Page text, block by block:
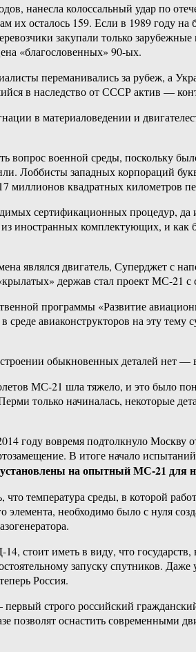
нанесла колоссальный удар по
их осталось 159. Если в 1989 году
закупали только
«благословенных» 90-ых.
переманивались за рубеж, а
в наследство от СССР актив —
в материаловедении и
вопрос военной среды, поскольку
Лоббисты западных корпораций
квадратных километров
сертификационных процедур,
иностранных комплектующих, и
являлся двигатель, Суперджет с
держав стал проект МС-21 с
программы «Развитие
авиаконструкторов на эту тему
обыкновенных деталей
МС-21 шла тяжело, и это было
только начиналась, некоторые
вовремя подтолкнуло Москву
В итоге начало
установлены на опытный МС-21 для
температура среды, в которой
необходимо было с нуля
стоит иметь в виду, что
запуску спутников.
Россия.
строго российский
позволят оснастить современными